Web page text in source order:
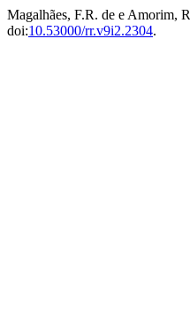
Magalhães, F.R. de e Amorim,
doi:10.53000/rr.v9i2.2304.